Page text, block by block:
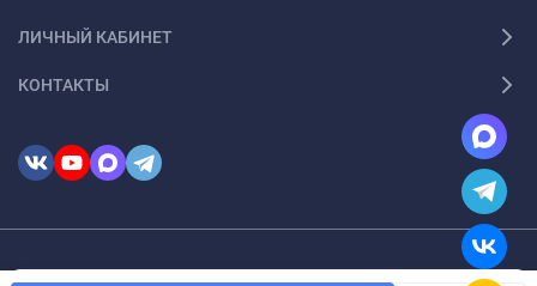
ЛИЧНЫЙ КАБИНЕТ
КОНТАКТЫ